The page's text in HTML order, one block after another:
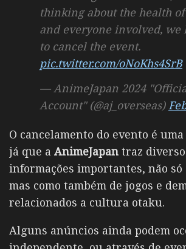
thinking about the health
and everyone involved, we
to cancel the event.
pic.twitter.com/oNoKhs4SrB
— AnimeJapan 2024
Account" (@aj_overseas)
O cancelamento do evento é
já que a AnimeJapan traz
informações importantes, não só
mas como também de jogos e
relacionados a cultura otaku.
Alguns anúncios ainda podem